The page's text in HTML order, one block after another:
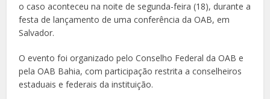
o caso aconteceu na noite de segunda-feira (18), durante a
festa de lançamento de uma conferência da OAB, em
Salvador.
O evento foi organizado pelo Conselho Federal da OAB e
pela OAB Bahia, com participação restrita a conselheiros
estaduais e federais da instituição.